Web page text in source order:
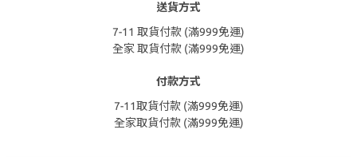
送貨方式
7-11 取貨付款 (滿999免運)
全家 取貨付款 (滿999免運)
付款方式
7-11取貨付款 (滿999免運)
全家取貨付款 (滿999免運)